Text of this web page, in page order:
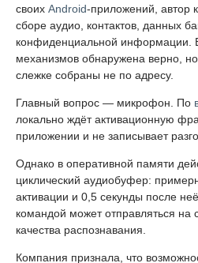
своих Android-приложений, автор
сборе аудио, контактов, данных
конфиденциальной информации.
механизмов обнаружена верно,
слежке собраны не по адресу.
Главный вопрос — микрофон. По
локально ждёт активационную
приложении и не записывает
Однако в оперативной памяти
циклический аудиобуфер:
активации и 0,5 секунды после
командой может отправляться на
качества распознавания.
Компания признала, что